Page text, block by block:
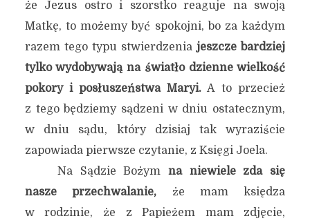
że Jezus ostro i szorstko reaguje na swoją
Matkę, to możemy być spokojni, bo za każdym
razem tego typu stwierdzenia jeszcze bardziej
tylko wydobywają na światło dzienne wielkość
pokory i posłuszeństwa Maryi. A to przecież
z tego będziemy sądzeni w dniu ostatecznym,
w dniu sądu, który dzisiaj tak wyraziście
zapowiada pierwsze czytanie, z Księgi Joela.
Na Sądzie Bożymna niewiele zda się
nasze przechwalanie, że mam księdza
w rodzinie, że z Papieżem mam zdjęcie,